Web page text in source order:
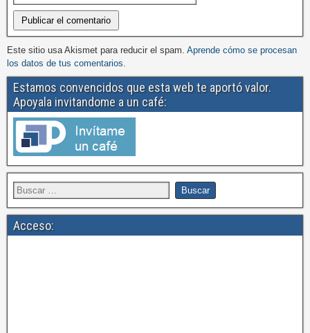
Este sitio usa Akismet para reducir el spam. Aprende cómo se procesan
los datos de tus comentarios.
Estamos convencidos que esta web te aportó valor.
Apoyala invitandome a un café:
Acceso: